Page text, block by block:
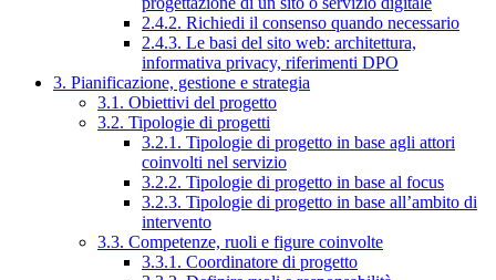
2.4.2. Richiedi il consenso quando necessario
2.4.3. Le basi del sito web: architettura,
informativa privacy, riferimenti DPO
3. Pianificazione, gestione e strategia
3.1. Obiettivi del progetto
3.2. Tipologie di progetti
3.2.1. Tipologie di progetto in base agli attori
coinvolti nel servizio
3.2.2. Tipologie di progetto in base al focus
3.2.3. Tipologie di progetto in base all’ambito di
intervento
3.3. Competenze, ruoli e figure coinvolte
3.3.1. Coordinatore di progetto